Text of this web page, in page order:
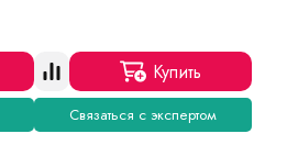
Купить
Связаться с экспертом